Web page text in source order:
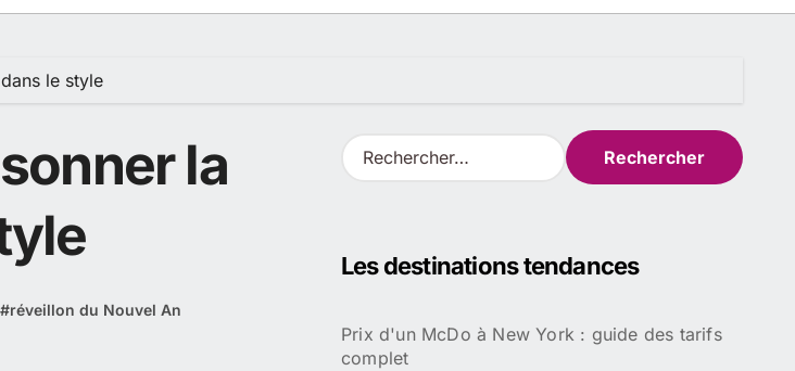
le style
la
#réveillon du Nouvel An
R
e
r
e
r
Les destinations tendances
Prix d'un McDo à New York : guide des tarifs
complet